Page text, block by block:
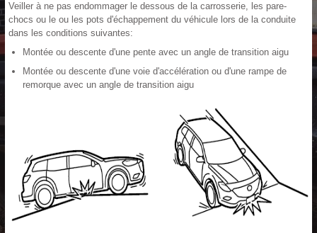
Veiller à ne pas endommager le dessous de la carrosserie, les pare-
chocs ou le ou les pots d'échappement du véhicule lors de la conduite
dans les conditions suivantes:
Montée ou descente d'une pente avec un angle de transition aigu
Montée ou descente d'une voie d'accélération ou d'une rampe de
remorque avec un angle de transition aigu